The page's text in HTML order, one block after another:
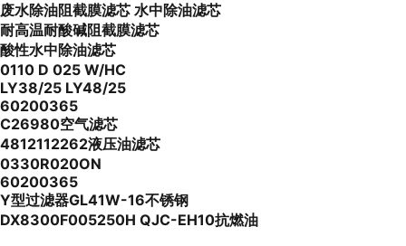
废水除油阻截膜滤芯 水中除油滤芯
耐高温耐酸碱阻截膜滤芯
酸性水中除油滤芯
0110 D 025 W/HC
LY38/25 LY48/25
60200365
C26980空气滤芯
4812112262液压油滤芯
0330R020ON
60200365
Y型过滤器GL41W-16不锈钢
DX8300F005250H QJC-EH10抗燃油